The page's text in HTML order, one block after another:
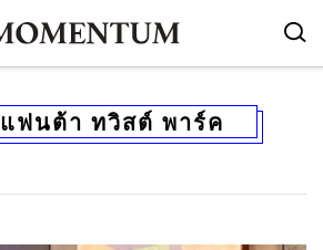
แฟนต้า ทวิสต์ พาร์ค